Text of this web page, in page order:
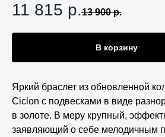
11 815 р.13 900 р.
В корзину
Яркий браслет из обновленной
Ciclon с подвесками в виде
в золоте. В меру крупный,
заявляющий о себе мелодичным